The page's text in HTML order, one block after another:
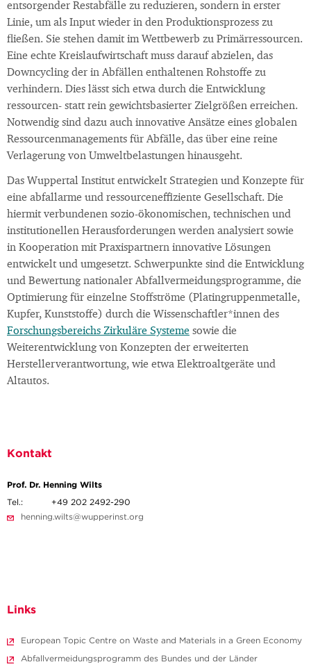
entsorgender Restabfälle zu reduzieren, sondern in erster
Linie, um als Input wieder in den Produktionsprozess zu
fließen. Sie stehen damit im Wettbewerb zu Primärressourcen.
Eine echte Kreislaufwirtschaft muss darauf abzielen, das
Downcycling der in Abfällen enthaltenen Rohstoffe zu
verhindern. Dies lässt sich etwa durch die Entwicklung
ressourcen- statt rein gewichtsbasierter Zielgrößen erreichen.
Notwendig sind dazu auch innovative Ansätze eines globalen
Ressourcenmanagements für Abfälle, das über eine reine
Verlagerung von Umweltbelastungen hinausgeht.
Das Wuppertal Institut entwickelt Strategien und Konzepte für
eine abfallarme und ressourceneffiziente Gesellschaft. Die
hiermit verbundenen sozio-ökonomischen, technischen und
institutionellen Herausforderungen werden analysiert sowie
in Kooperation mit Praxispartnern innovative Lösungen
entwickelt und umgesetzt. Schwerpunkte sind die Entwicklung
und Bewertung nationaler Abfallvermeidungsprogramme, die
Optimierung für einzelne Stoffströme (Platingruppenmetalle,
Kupfer, Kunststoffe) durch die Wissenschaftler*innen des
Forschungsbereichs Zirkuläre Systeme sowie die
Weiterentwicklung von Konzepten der erweiterten
Herstellerverantwortung, wie etwa Elektroaltgeräte und
Altautos.
Kontakt
Prof. Dr. Henning Wilts
Tel.:
+49 202 2492-290
henning.wilts@wupperinst.org
Links
European Topic Centre on Waste and Materials in a Green Economy
Abfallvermeidungsprogramm des Bundes und der Länder